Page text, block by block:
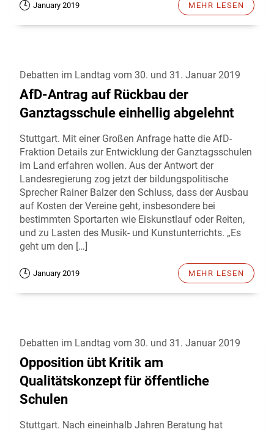
January 2019 MEHR LESEN
Debatten im Landtag vom 30. und 31. Januar 2019
AfD-Antrag auf Rückbau der
Ganztagsschule einhellig abgelehnt
Stuttgart. Mit einer Großen Anfrage hatte die AfD-
Fraktion Details zur Entwicklung der Ganztagsschulen
im Land erfahren wollen. Aus der Antwort der
Landesregierung zog jetzt der bildungspolitische
Sprecher Rainer Balzer den Schluss, dass der Ausbau
auf Kosten der Vereine geht, insbesondere bei
bestimmten Sportarten wie Eiskunstlauf oder Reiten,
und zu Lasten des Musik- und Kunstunterrichts. „Es
geht um den […]
January 2019 MEHR LESEN
Debatten im Landtag vom 30. und 31. Januar 2019
Opposition übt Kritik am
Qualitätskonzept für öffentliche
Schulen
Stuttgart. Nach eineinhalb Jahren Beratung hat